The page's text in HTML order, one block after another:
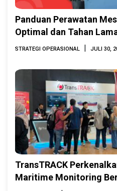
Panduan Perawatan
Optimal dan Tahan
STRATEGI OPERASIONAL | JULI 30,
TransTRACK
Maritime Monitoring